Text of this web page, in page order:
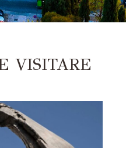
VISITARE